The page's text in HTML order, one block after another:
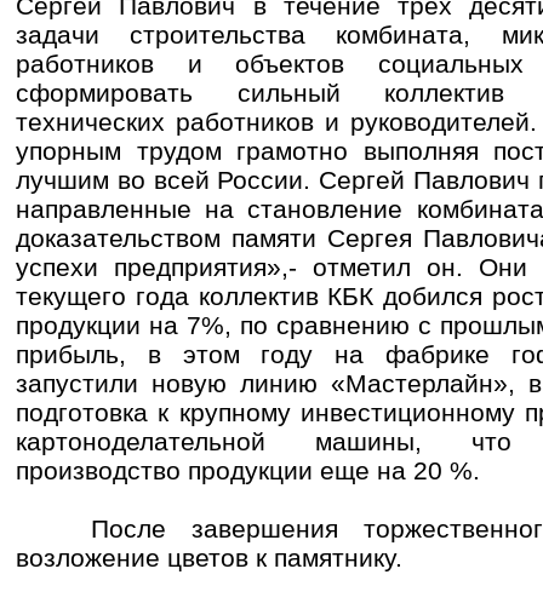
Сергей Павлович в течение трех
задачи строительства комбината,
работников и объектов
сформировать сильный коллектив
технических работников и
упорным трудом грамотно выполняя
лучшим во всей России. Сергей Павлович
направленные на становление
доказательством памяти Сергея
успехи предприятия»,- отметил он.
текущего года коллектив КБК добился
продукции на 7%, по сравнению с
прибыль, в этом году на фабрике
запустили новую линию «Мастерлайн»,
подготовка к крупному инвестиционному
картоноделательной машины, что
производство продукции еще на 20 %.
После завершения
возложение цветов к памятнику.